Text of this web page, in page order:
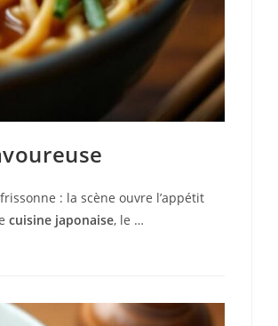
: la scène ouvre l’appétit
cuisine japonaise, le …